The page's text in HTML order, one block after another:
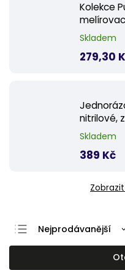
Kolekce
Skladem
279,30
nitrilové,
Skladem
389 Kč
Nejprodávanější
Nejlevnější